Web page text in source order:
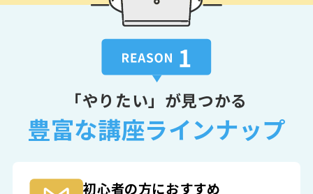
「やりたい」が見つかる
豊富な講座ラインナップ
初心者の方におすすめ